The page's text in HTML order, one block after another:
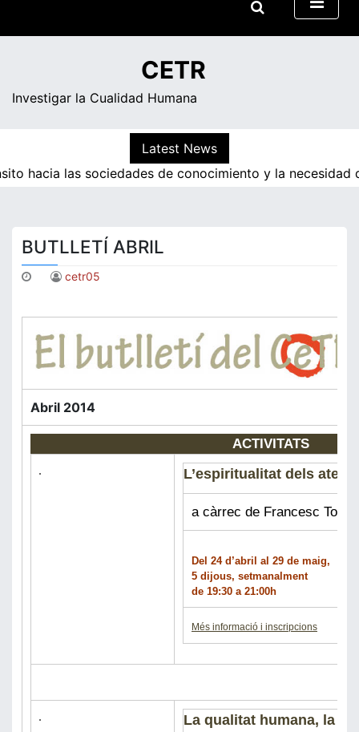
20:45
CETR
Investigar la Cualidad Humana
Latest News
hacia las sociedades de conocimiento y la necesidad
BUTLLETÍ ABRIL
cetr05
Abril 2014
ACTIVITATS
L’espiritualitat dels ateus
a càrrec de Francesc
Del 24 d’abril al 29 de maig,
5 dijous, setmanalment
de 19:30 a 21:00h
Més informació i inscripcions
La qualitat humana, la